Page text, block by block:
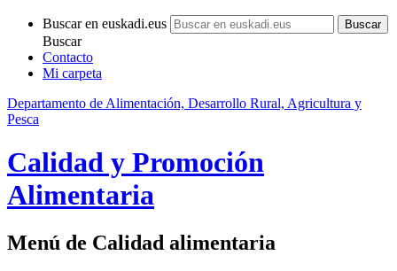
Buscar en euskadi.eus
Buscar
Contacto
Mi carpeta
Departamento de Alimentación, Desarrollo Rural, Agricultura y
Pesca
Calidad y Promoción
Alimentaria
Menú de Calidad alimentaria